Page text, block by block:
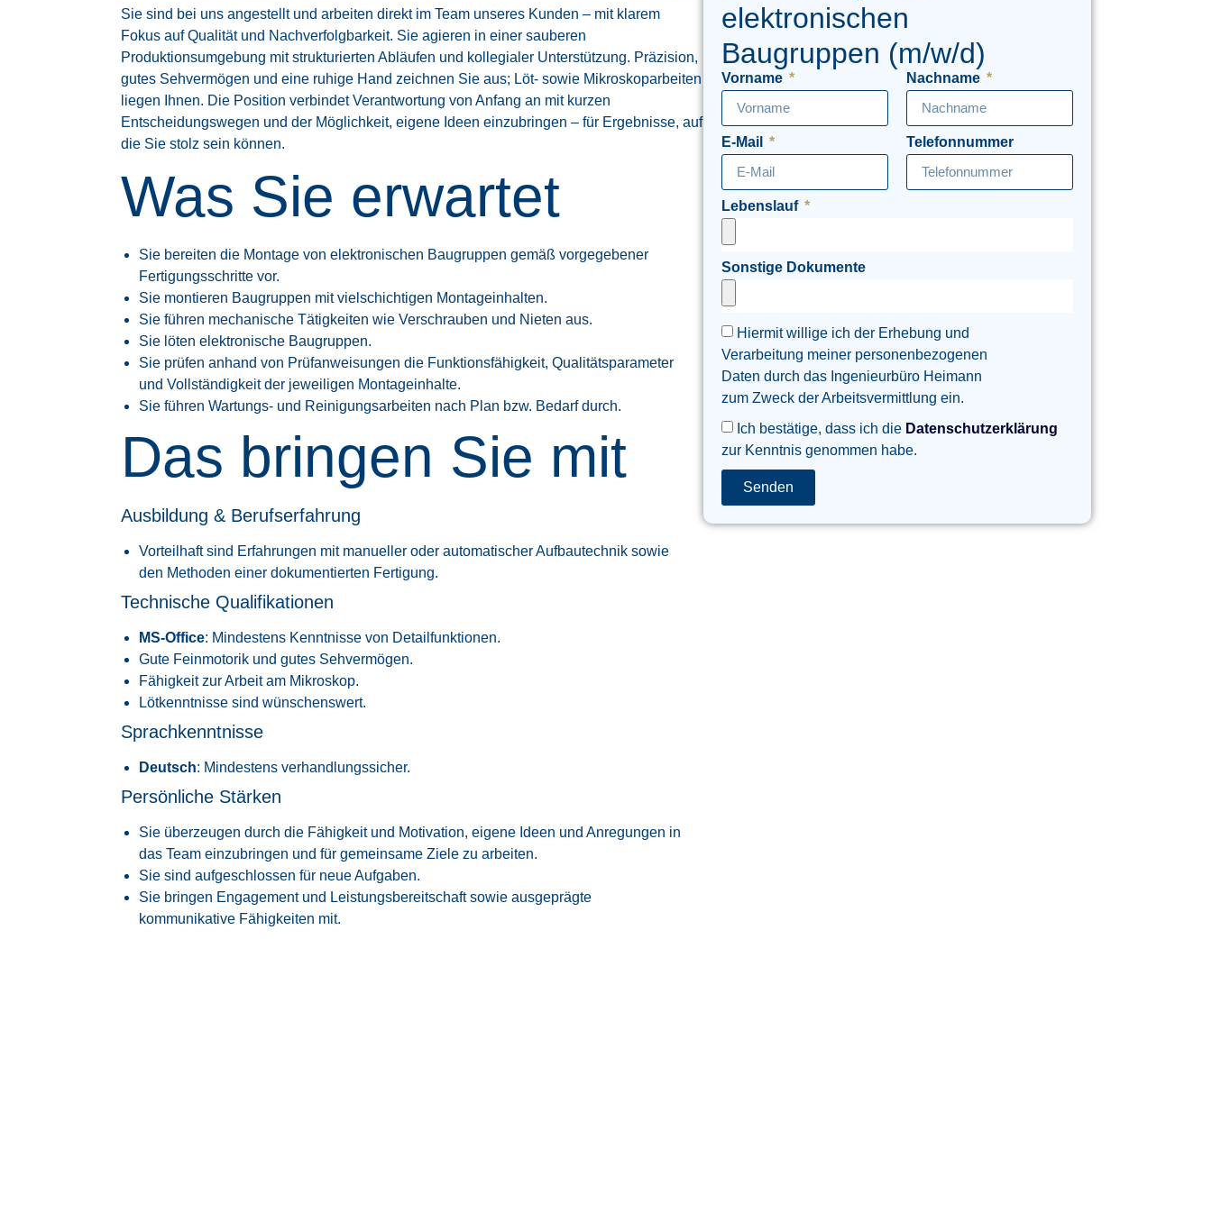
Sie sind bei uns angestellt und arbeiten direkt im Team unseres Kunden – mit klarem
Fokus auf Qualität und Nachverfolgbarkeit. Sie agieren in einer sauberen
Produktionsumgebung mit strukturierten Abläufen und kollegialer Unterstützung. Präzision,
gutes Sehvermögen und eine ruhige Hand zeichnen Sie aus; Löt- sowie Mikroskoparbeiten
liegen Ihnen. Die Position verbindet Verantwortung von Anfang an mit kurzen
Entscheidungswegen und der Möglichkeit, eigene Ideen einzubringen – für Ergebnisse, auf
die Sie stolz sein können.
Was Sie erwartet
Sie bereiten die Montage von elektronischen Baugruppen gemäß vorgegebener
Fertigungsschritte vor.
Sie montieren Baugruppen mit vielschichtigen Montageinhalten.
Sie führen mechanische Tätigkeiten wie Verschrauben und Nieten aus.
Sie löten elektronische Baugruppen.
Sie prüfen anhand von Prüfanweisungen die Funktionsfähigkeit, Qualitätsparameter
und Vollständigkeit der jeweiligen Montageinhalte.
Sie führen Wartungs- und Reinigungsarbeiten nach Plan bzw. Bedarf durch.
Das bringen Sie mit
Ausbildung & Berufserfahrung
Vorteilhaft sind Erfahrungen mit manueller oder automatischer Aufbautechnik sowie
den Methoden einer dokumentierten Fertigung.
Technische Qualifikationen
MS-Office: Mindestens Kenntnisse von Detailfunktionen.
Gute Feinmotorik und gutes Sehvermögen.
Fähigkeit zur Arbeit am Mikroskop.
Lötkenntnisse sind wünschenswert.
Sprachkenntnisse
Deutsch: Mindestens verhandlungssicher.
Persönliche Stärken
Sie überzeugen durch die Fähigkeit und Motivation, eigene Ideen und Anregungen in
das Team einzubringen und für gemeinsame Ziele zu arbeiten.
Sie sind aufgeschlossen für neue Aufgaben.
Sie bringen Engagement und Leistungsbereitschaft sowie ausgeprägte
kommunikative Fähigkeiten mit.
elektronischen
Baugruppen (m/w/d)
Vorname Nachname
E-Mail Telefonnummer
Lebenslauf
Sonstige Dokumente
Hiermit willige ich der Erhebung und
Verarbeitung meiner personenbezogenen
Daten durch das Ingenieurbüro Heimann
zum Zweck der Arbeitsvermittlung ein.
Ich bestätige, dass ich die Datenschutzerklärung
zur Kenntnis genommen habe.
Senden